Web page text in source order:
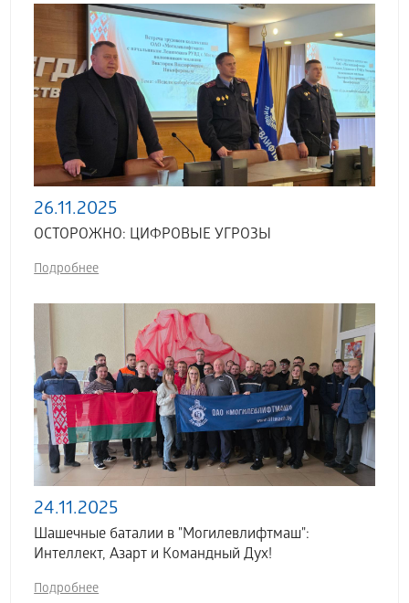
26.11.2025
ОСТОРОЖНО: ЦИФРОВЫЕ УГРОЗЫ
Подробнее
24.11.2025
Шашечные баталии в "Могилевлифтмаш":
Интеллект, Азарт и Командный Дух!
Подробнее